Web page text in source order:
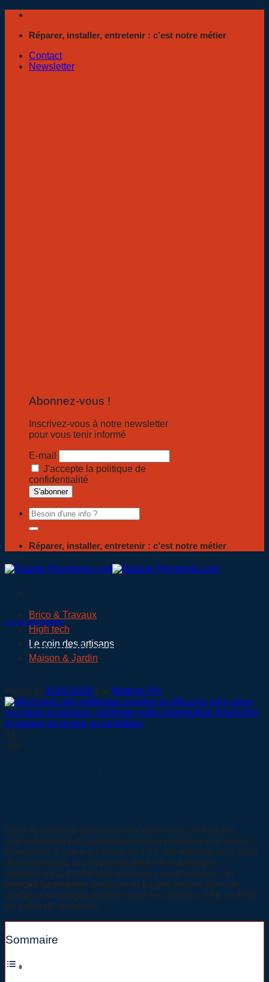
Passer
contenuRéparer, installer, entretenir : c’est notre métier
Contact
Newsletter
Abonnez-vous !
Inscrivez-vous à notre newsletter
pour vous tenir informé
E-mail
J'accepte la politique de
confidentialité
Réparer, installer, entretenir : c’est notre métier
Brico & Travaux
High tech
Le coin des artisans
Maison & Jardin
Le coin des artisans
Comment gérer ses devis et factures
simplement
Publié le 01/01/2026 par Mathias Pili
01
Jan
Dans le domaine professionnel, gérer devis et factures
manuellement est rapidement source de stress et d’erreurs
fréquentes. Entre les calculs de TVA, les remises, et le suivi
des paiements, la complexité peut vite submerger,
ralentissant la fluidité des échanges commerciaux. Un
logiciel facturation moderne et adapté permet donc de
profiter d’avantages majeurs pour les artisans, TPE ou PME
en quête de simplicité.
Sommaire